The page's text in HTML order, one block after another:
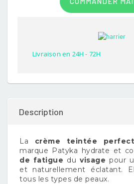
Livraison en 24H - 72H
Description
La crème teintée
marque Patyka hydrate et
de fatigue du visage pour
et naturellement éclatant.
tous les types de peaux.